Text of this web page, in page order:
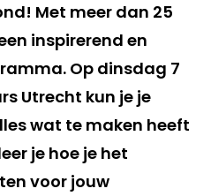
Met meer dan 25
inspirerend en
Op dinsdag 7
Utrecht kun je je
wat te maken heeft
je hoe je het
voor jouw